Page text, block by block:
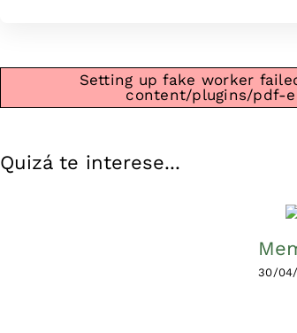
Setting up fake worker
content/plugins/pdf-
Quizá te interese...
30/